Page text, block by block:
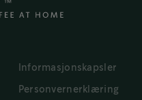
Informasjonskapsler
Personvernerklæring